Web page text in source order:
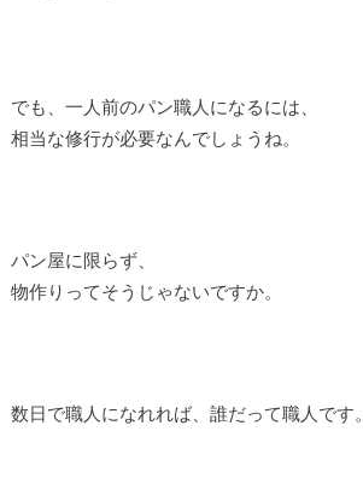
でも、一人前のパン職人になるには、
相当な修行が必要なんでしょうね。
パン屋に限らず、
物作りってそうじゃないですか。
数日で職人になれれば、誰だって職人です。